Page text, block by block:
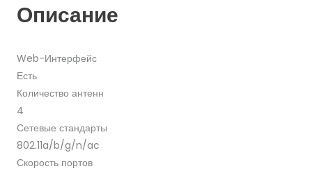
Описание
Web-Интерфейс
Есть
Количество антенн
4
Сетевые стандарты
802.11a/b/g/n/ac
Скорость портов